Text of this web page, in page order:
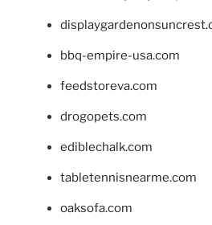
bbq-empire-usa.com
feedstoreva.com
drogopets.com
ediblechalk.com
tabletennisnearme.com
oaksofa.com